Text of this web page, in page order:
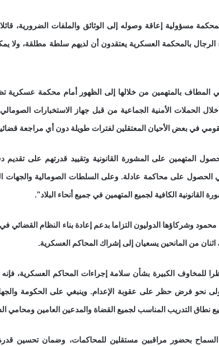
مسؤولية إعاقة وصوله إلى الوثائق والملفات الضرورية،
الرجال بالمحكمة العسكرية يعتقدون أن لديهم سلطة مطلقة،
المطاف بالمتهمين من خلالها إلى الظهور أمام محكمة
خلال الحملات الأمنية الجماعية من قبل جهاز الاستخبارات
في بعض الأحيان المعتقلين لفترات طويلة دون أي مراجعة
المتهمين على المشورة القانونية وتقييد قدرتهم على
على محاكمة عادلة. وعلى السلطات الصومالية والجهات
الكافية لجميع المتهمين في جميع أنحاء البلاد”.
وشركاؤها الدوليون التزاما بدعم إعادة بناء النظام القضائي
اثنان من المانحين يسعيان إلى إشراك المحاكم العسكرية.
للمخاوف الكبيرة بشأن سلامة إجراءات المحاكم العسكرية،
نحو فرض حظر على عقوبة الإعدام. وينبغي على الحكومة والجهات
نطاق التدريب المناسب لجميع القضاة والمدعين العامين ومحامي
بحضور مراقبين مستقلين للمحاكمات، وضمان تحسين قدرة